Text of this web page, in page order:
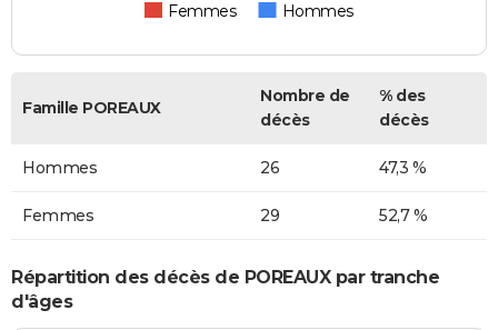
Femmes Hommes
Famille POREAUX
Nombre de
décès
% des
décès
Hommes 26 47,3 %
Femmes 29 52,7 %
Répartition des décès de POREAUX par tranche
d'âges